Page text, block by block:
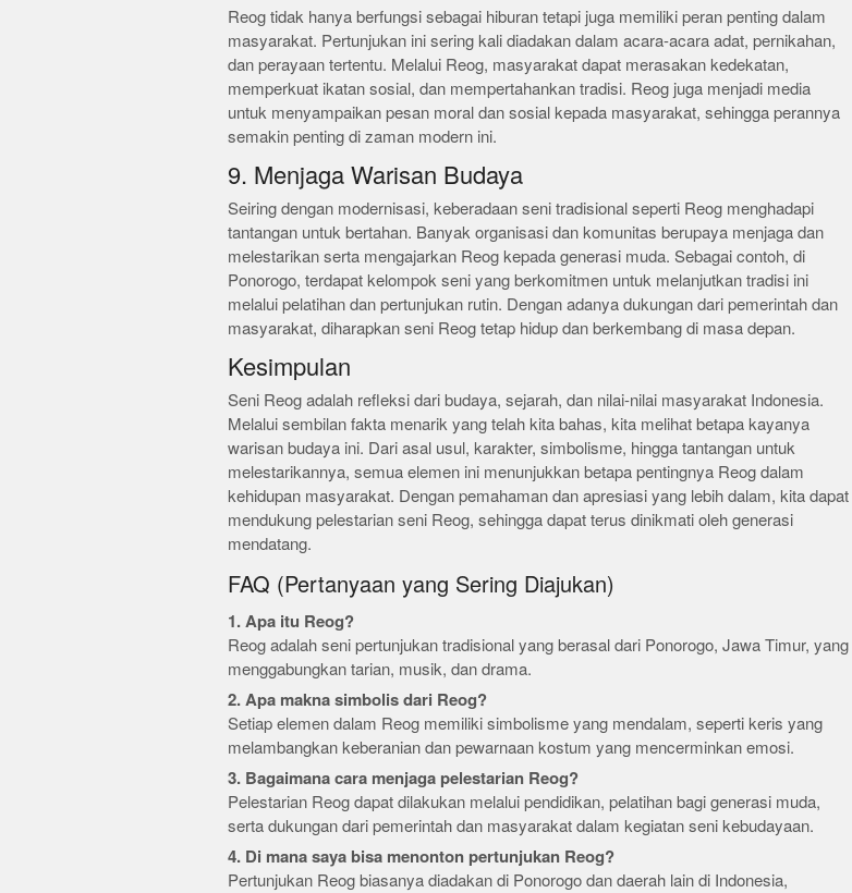
Reog tidak hanya berfungsi sebagai hiburan tetapi juga memiliki peran penting dalam
masyarakat. Pertunjukan ini sering kali diadakan dalam acara-acara adat, pernikahan,
dan perayaan tertentu. Melalui Reog, masyarakat dapat merasakan kedekatan,
memperkuat ikatan sosial, dan mempertahankan tradisi. Reog juga menjadi media
untuk menyampaikan pesan moral dan sosial kepada masyarakat, sehingga perannya
semakin penting di zaman modern ini.
9. Menjaga Warisan Budaya
Seiring dengan modernisasi, keberadaan seni tradisional seperti Reog menghadapi
tantangan untuk bertahan. Banyak organisasi dan komunitas berupaya menjaga dan
melestarikan serta mengajarkan Reog kepada generasi muda. Sebagai contoh, di
Ponorogo, terdapat kelompok seni yang berkomitmen untuk melanjutkan tradisi ini
melalui pelatihan dan pertunjukan rutin. Dengan adanya dukungan dari pemerintah dan
masyarakat, diharapkan seni Reog tetap hidup dan berkembang di masa depan.
Kesimpulan
Seni Reog adalah refleksi dari budaya, sejarah, dan nilai-nilai masyarakat Indonesia.
Melalui sembilan fakta menarik yang telah kita bahas, kita melihat betapa kayanya
warisan budaya ini. Dari asal usul, karakter, simbolisme, hingga tantangan untuk
melestarikannya, semua elemen ini menunjukkan betapa pentingnya Reog dalam
kehidupan masyarakat. Dengan pemahaman dan apresiasi yang lebih dalam, kita dapat
mendukung pelestarian seni Reog, sehingga dapat terus dinikmati oleh generasi
mendatang.
FAQ (Pertanyaan yang Sering Diajukan)
1. Apa itu Reog?
Reog adalah seni pertunjukan tradisional yang berasal dari Ponorogo, Jawa Timur, yang
menggabungkan tarian, musik, dan drama.
2. Apa makna simbolis dari Reog?
Setiap elemen dalam Reog memiliki simbolisme yang mendalam, seperti keris yang
melambangkan keberanian dan pewarnaan kostum yang mencerminkan emosi.
3. Bagaimana cara menjaga pelestarian Reog?
Pelestarian Reog dapat dilakukan melalui pendidikan, pelatihan bagi generasi muda,
serta dukungan dari pemerintah dan masyarakat dalam kegiatan seni kebudayaan.
4. Di mana saya bisa menonton pertunjukan Reog?
Pertunjukan Reog biasanya diadakan di Ponorogo dan daerah lain di Indonesia,